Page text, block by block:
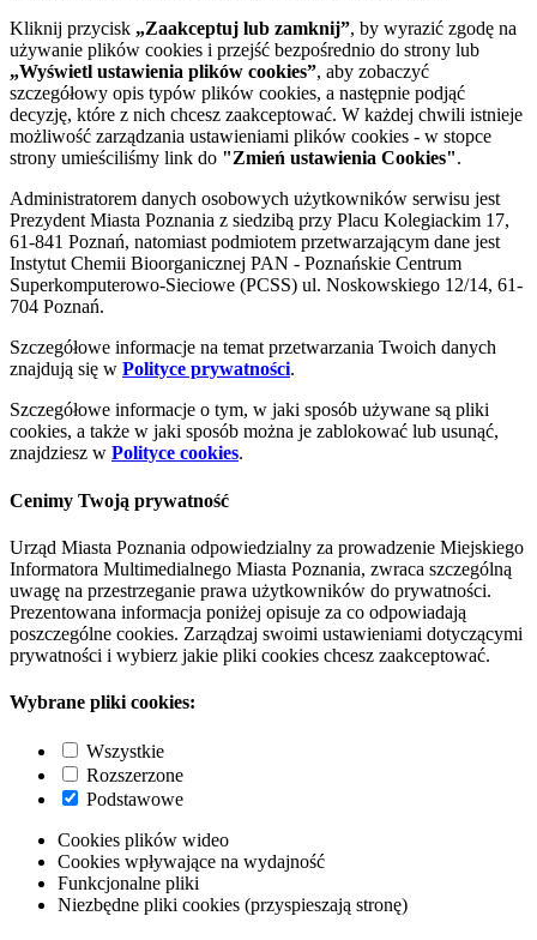
Kliknij przycisk „Zaakceptuj lub zamknij”, by wyrazić zgodę na
używanie plików cookies i przejść bezpośrednio do strony lub
„Wyświetl ustawienia plików cookies”, aby zobaczyć
szczegółowy opis typów plików cookies, a następnie podjąć
decyzję, które z nich chcesz zaakceptować. W każdej chwili istnieje
możliwość zarządzania ustawieniami plików cookies - w stopce
strony umieściliśmy link do "Zmień ustawienia Cookies".
Administratorem danych osobowych użytkowników serwisu jest
Prezydent Miasta Poznania z siedzibą przy Placu Kolegiackim 17,
61-841 Poznań, natomiast podmiotem przetwarzającym dane jest
Instytut Chemii Bioorganicznej PAN - Poznańskie Centrum
Superkomputerowo-Sieciowe (PCSS) ul. Noskowskiego 12/14, 61-
704 Poznań.
Szczegółowe informacje na temat przetwarzania Twoich danych
znajdują się w Polityce prywatności.
Szczegółowe informacje o tym, w jaki sposób używane są pliki
cookies, a także w jaki sposób można je zablokować lub usunąć,
znajdziesz w Polityce cookies.
Cenimy Twoją prywatność
Urząd Miasta Poznania odpowiedzialny za prowadzenie Miejskiego
Informatora Multimedialnego Miasta Poznania, zwraca szczególną
uwagę na przestrzeganie prawa użytkowników do prywatności.
Prezentowana informacja poniżej opisuje za co odpowiadają
poszczególne cookies. Zarządzaj swoimi ustawieniami dotyczącymi
prywatności i wybierz jakie pliki cookies chcesz zaakceptować.
Wybrane pliki cookies:
Wszystkie
Rozszerzone
Podstawowe
Cookies plików wideo
Cookies wpływające na wydajność
Funkcjonalne pliki
Niezbędne pliki cookies (przyspieszają stronę)